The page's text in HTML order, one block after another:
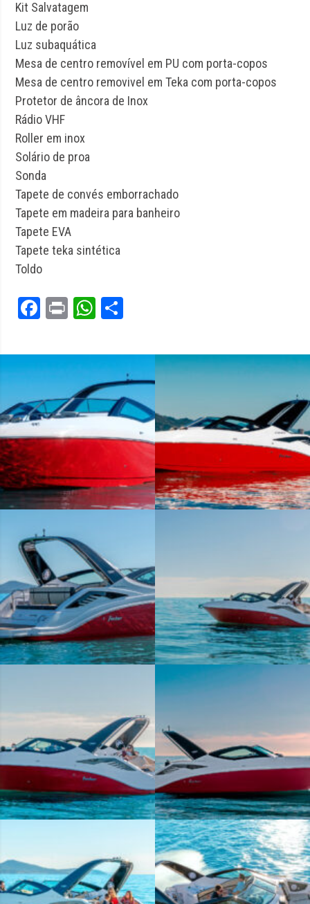
Kit Salvatagem
Luz de porão
Luz subaquática
Mesa de centro removível em PU com porta-copos
Mesa de centro removivel em Teka com porta-copos
Protetor de âncora de Inox
Rádio VHF
Roller em inox
Solário de proa
Sonda
Tapete de convés emborrachado
Tapete em madeira para banheiro
Tapete EVA
Tapete teka sintética
Toldo
Facebook
PrintWhatsApp